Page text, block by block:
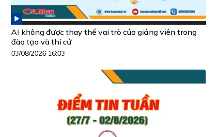
AI không được thay thế vai trò của giảng viên trong
đào tạo và thi cử
03/08/2026 16:03